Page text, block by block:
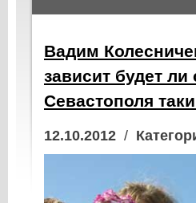
Вадим
зависит будет
Севастополя
12.10.2012 /